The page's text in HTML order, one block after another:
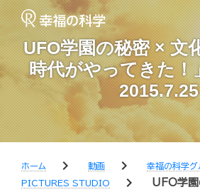
UFO学園の秘密 × 文
時代がやってきた！
2015.7.25
ホーム chevron_right 動画 chevron_right 幸福の科学グ
PICTURES STUDIO
chevron_right
UFO学